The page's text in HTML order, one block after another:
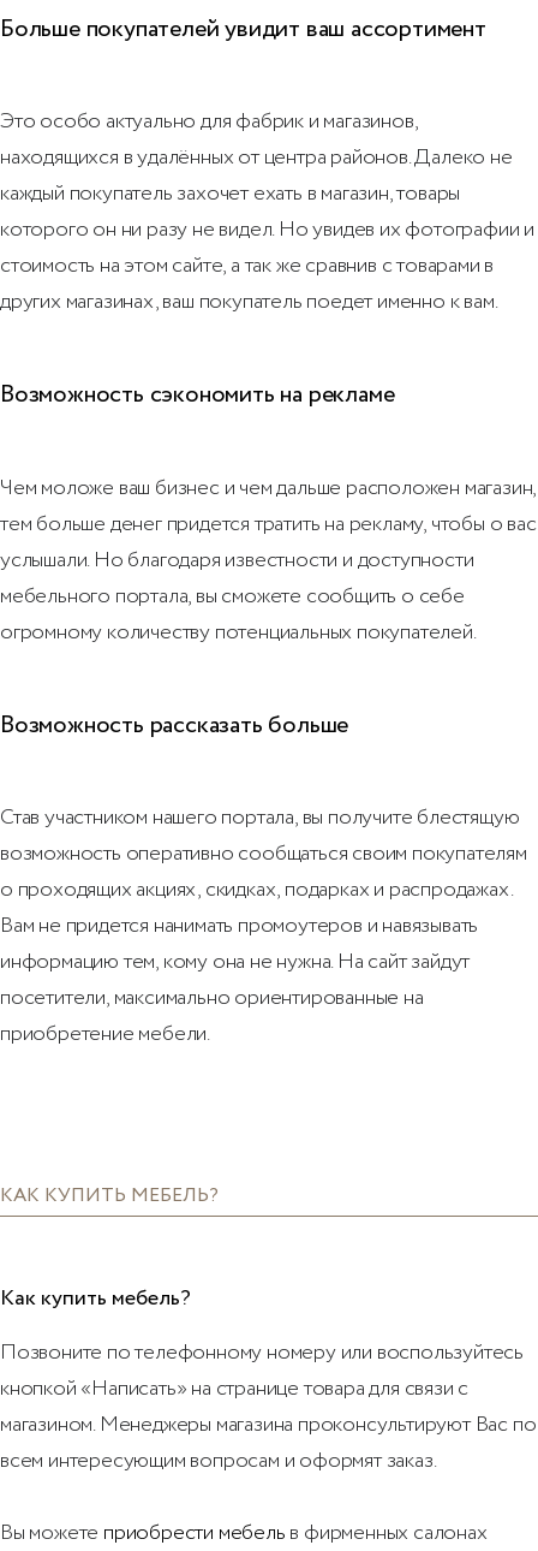
Больше покупателей увидит ваш ассортимент
Это особо актуально для фабрик и магазинов,
находящихся в удалённых от центра районов. Далеко не
каждый покупатель захочет ехать в магазин, товары
которого он ни разу не видел. Но увидев их фотографии и
стоимость на этом сайте, а так же сравнив с товарами в
других магазинах, ваш покупатель поедет именно к вам.
Возможность сэкономить на рекламе
Чем моложе ваш бизнес и чем дальше расположен магазин,
тем больше денег придется тратить на рекламу, чтобы о вас
услышали. Но благодаря известности и доступности
мебельного портала, вы сможете сообщить о себе
огромному количеству потенциальных покупателей.
Возможность рассказать больше
Став участником нашего портала, вы получите блестящую
возможность оперативно сообщаться своим покупателям
о проходящих акциях, скидках, подарках и распродажах.
Вам не придется нанимать промоутеров и навязывать
информацию тем, кому она не нужна. На сайт зайдут
посетители, максимально ориентированные на
приобретение мебели.
КАК КУПИТЬ МЕБЕЛЬ?
Как купить мебель?
Позвоните по телефонному номеру или воспользуйтесь
кнопкой «Написать» на странице товара для связи с
магазином. Менеджеры магазина проконсультируют Вас по
всем интересующим вопросам и оформят заказ.
Вы можете приобрести мебельв фирменных cалонах